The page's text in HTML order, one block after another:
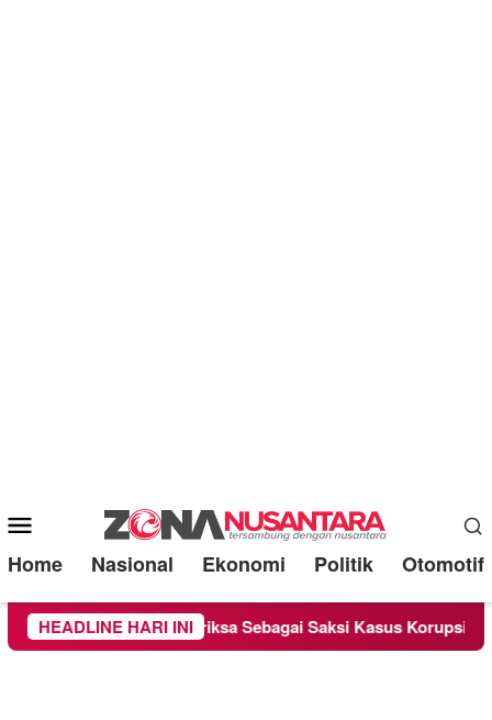
Mobile
Menu
Home Nasional Ekonomi Politik Otomotif
HEADLINE HARI INI
Chandra Diperiksa Sebagai Saksi Kasus Korupsi Bibit